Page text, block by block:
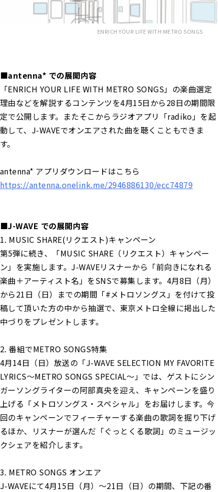
ENRICH YOUR LIFE WITH METRO SONGS
■antenna* での展開内容
「ENRICH YOUR LIFE WITH METRO SONGS」の楽曲選定
理由などを解説するコンテンツを4月15日から28日の期間限
定で公開します。またそこからラジオアプリ「radiko」を起
動して、J-WAVEでオンエアされた曲を聴くこともできま
す。
antenna* アプリダウンロードはこちら
https://antenna.onelink.me/2946886130/ecc74879
■J-WAVE での展開内容
1. MUSIC SHARE(リクエスト)キャンペーン
第5弾に続き、「MUSIC SHARE（リクエスト）キャンペー
ン」を実施します。J-WAVEリスナーから「前向きになれる
楽曲＋アーティスト名」をSNSで募集します。4月8日（月）
から21日（日）までの期間「#メトロソングス」を付けて投
稿して頂いた方の中から抽選で、東京メトロ全線に掲出した
中づりをプレゼントします。
2. 番組でMETRO SONGS特集
4月14日（日）放送の「J-WAVE SELECTION MY FAVORITE
LYRICS～METRO SONGS SPECIAL～」では、ゲストにシン
ガーソングライターの阿部真央を迎え、キャンペーンを盛り
上げる「メトロソングス・スペシャル」をお届けします。今
回のキャンペーンでフィーチャーする楽曲の歌詞を掘り下げ
るほか、リスナーが選んだ「ぐっとくる歌詞」のミュージッ
クシェアを紹介します。
3. METRO SONGS オンエア
J-WAVEにて4月15日（月）～21日（日）の期間、下記の番